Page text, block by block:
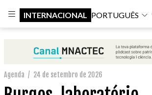
INTERNACIONAL PORTUGUÊS
Agenda / 24 de setembro de 2026